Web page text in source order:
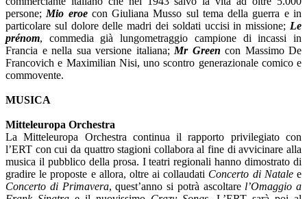
persone; Mio eroecon Giuliana Musso sul tema della guerra e in
particolare sul dolore delle madri dei soldati uccisi in missione; Le
prénom, commedia già lungometraggio campione di incassi in
Francia e nella sua versione italiana; Mr Green con Massimo De
Francovich e Maximilian Nisi, uno scontro generazionale comico e
commovente.
MUSICA
Mitteleuropa Orchestra
La Mitteleuropa Orchestra continua il rapporto privilegiato con
l’ERT con cui da quattro stagioni collabora al fine di avvicinare alla
musica il pubblico della prosa. I teatri regionali hanno dimostrato di
gradire le proposte e allora, oltre ai collaudati Concerto di Natalee
Concerto di Primavera, quest’anno si potrà ascoltarel’Omaggio a